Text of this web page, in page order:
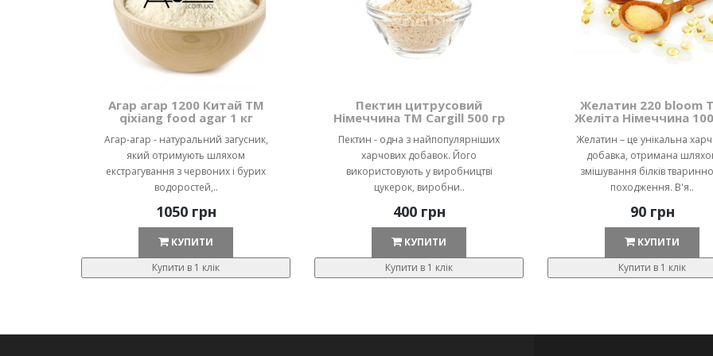
Агар агар 1200 Китай ТМ
qixiang food agar 1 кг
Агар-агар - натуральний загусник,
який отримують шляхом
екстрагування з червоних і бурих
водоростей,..
1050 грн
КУПИТИ
Купити в 1 клік
Пектин цитрусовий
Німеччина ТМ Cargill 500 гр
Пектин - одна з найпопулярніших
харчових добавок. Його
використовують у виробництві
цукерок, виробни..
400 грн
КУПИТИ
Купити в 1 клік
Желатин 220 bloom
Желіта Німеччина
Желатин – це унікальна
добавка, отримана
змішування білків
походження. В'я..
90 грн
КУПИТИ
Купити в 1 клік